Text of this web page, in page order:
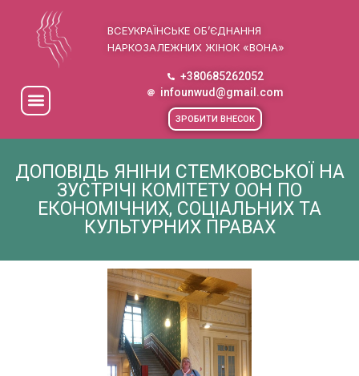
ВСЕУКРАЇНСЬКЕ ОБ’ЄДНАННЯ
НАРКОЗАЛЕЖНИХ ЖІНОК «ВОНА»
+380685262052
infounwud@gmail.com
ЗРОБИТИ ВНЕСОК
ДОПОВІДЬ ЯНІНИ СТЕМКОВСЬКОЇ НА
ЗУСТРІЧІ КОМІТЕТУ ООН ПО
ЕКОНОМІЧНИХ, СОЦІАЛЬНИХ ТА
КУЛЬТУРНИХ ПРАВАХ